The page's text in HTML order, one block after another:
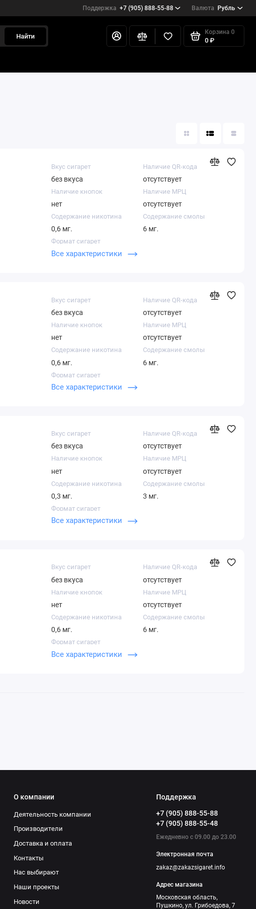
Поддержка +7 (905) 888-55-88 Валюта Рубль
Найти
Корзина 0
0 ₽
Вкус сигарет
без вкуса
Наличие QR-кода
отсутствует
Наличие кнопок
нет
Наличие МРЦ
отсутствует
Содержание никотина
0,6 мг.
Содержание смолы
6 мг.
Формат сигарет
Компакт
Все характеристики
Вкус сигарет
без вкуса
Наличие QR-кода
отсутствует
Наличие кнопок
нет
Наличие МРЦ
отсутствует
Содержание никотина
0,6 мг.
Содержание смолы
6 мг.
Формат сигарет
Компакт
Все характеристики
Вкус сигарет
без вкуса
Наличие QR-кода
отсутствует
Наличие кнопок
нет
Наличие МРЦ
отсутствует
Содержание никотина
0,3 мг.
Содержание смолы
3 мг.
Формат сигарет
Компакт
Все характеристики
Вкус сигарет
без вкуса
Наличие QR-кода
отсутствует
Наличие кнопок
нет
Наличие МРЦ
отсутствует
Содержание никотина
0,6 мг.
Содержание смолы
6 мг.
Формат сигарет
Кинг сайз
Все характеристики
О компании
Деятельность компании
Производители
Доставка и оплата
Контакты
Нас выбирают
Наши проекты
Новости
Поддержка
+7 (905) 888-55-88
+7 (905) 888-55-48
Ежедневно с 09.00 до 23.00
Электронная почта
zakaz@zakazsigaret.info
Адрес магазина
Московская область,
Пушкино, ул. Грибоедова, 7